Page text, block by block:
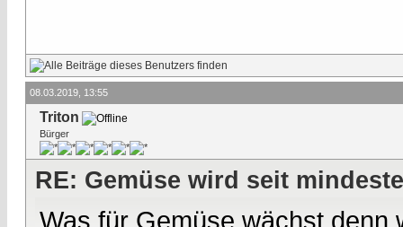
08.03.2019, 13:55
Triton
Bürger
RE: Gemüse wird seit
Was für Gemüse wächst denn